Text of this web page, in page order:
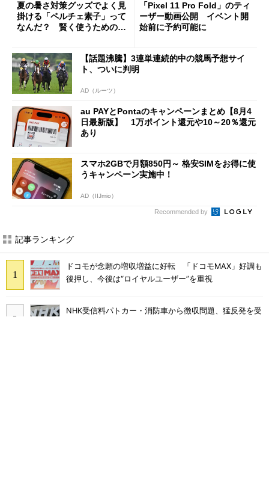
夏の暑さ対策グッズでよく見
掛ける「ペルチェ素子」って
なんだ？ 賢く使うための注
「Pixel 11 Pro Fold」のティ
ーザー動画公開 イベント開
始前に予約可能に
【話題沸騰】3連単連続的中の競馬予想サイ
ト、ついに判明
AD（ルーツ）
au PAYとPontaのキャンペーンまとめ【8月4
日最新版】 1万ポイント還元や10～20％還元
あり
スマホ2GBで月額850円～ 格安SIMをお得に使
うキャンペーン実施中！
AD（IIJmio）
Recommended by
記事ランキング
ドコモが念願の増収増益に好転 「ドコモMAX」好調も
後押し、今後は“ロイヤルユーザー”を重視
NHK受信料パトカー・消防車から徴収問題、猛反発を受